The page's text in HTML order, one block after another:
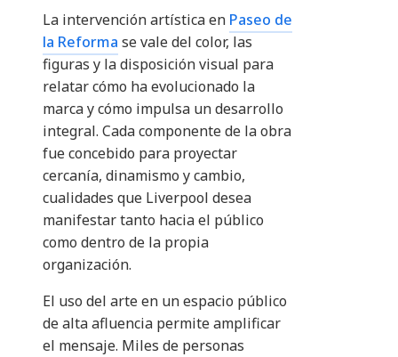
La intervención artística en Paseo de
la Reforma se vale del color, las
figuras y la disposición visual para
relatar cómo ha evolucionado la
marca y cómo impulsa un desarrollo
integral. Cada componente de la obra
fue concebido para proyectar
cercanía, dinamismo y cambio,
cualidades que Liverpool desea
manifestar tanto hacia el público
como dentro de la propia
organización.
El uso del arte en un espacio público
de alta afluencia permite amplificar
el mensaje. Miles de personas